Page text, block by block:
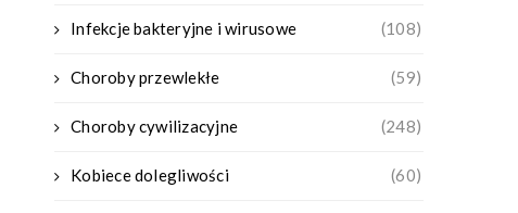
Infekcje bakteryjne i wirusowe (108)
Choroby przewlekłe (59)
Choroby cywilizacyjne (248)
Kobiece dolegliwości (60)